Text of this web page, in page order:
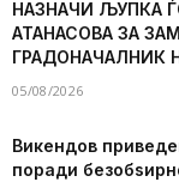
НАЗНАЧИ ЉУПКА
АТАНАСОВА ЗА
ГРАДОНАЧАЛНИК
05/08/2026
Викендов
поради